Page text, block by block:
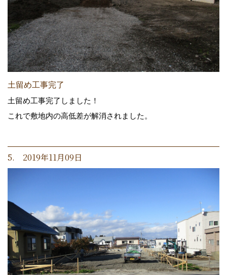
土留め工事完了
土留め工事完了しました！
これで敷地内の高低差が解消されました。
5. 2019年11月09日